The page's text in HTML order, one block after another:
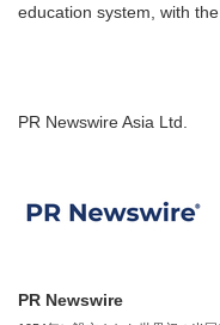
education system, with
PR Newswire Asia Ltd.
PR Newswire